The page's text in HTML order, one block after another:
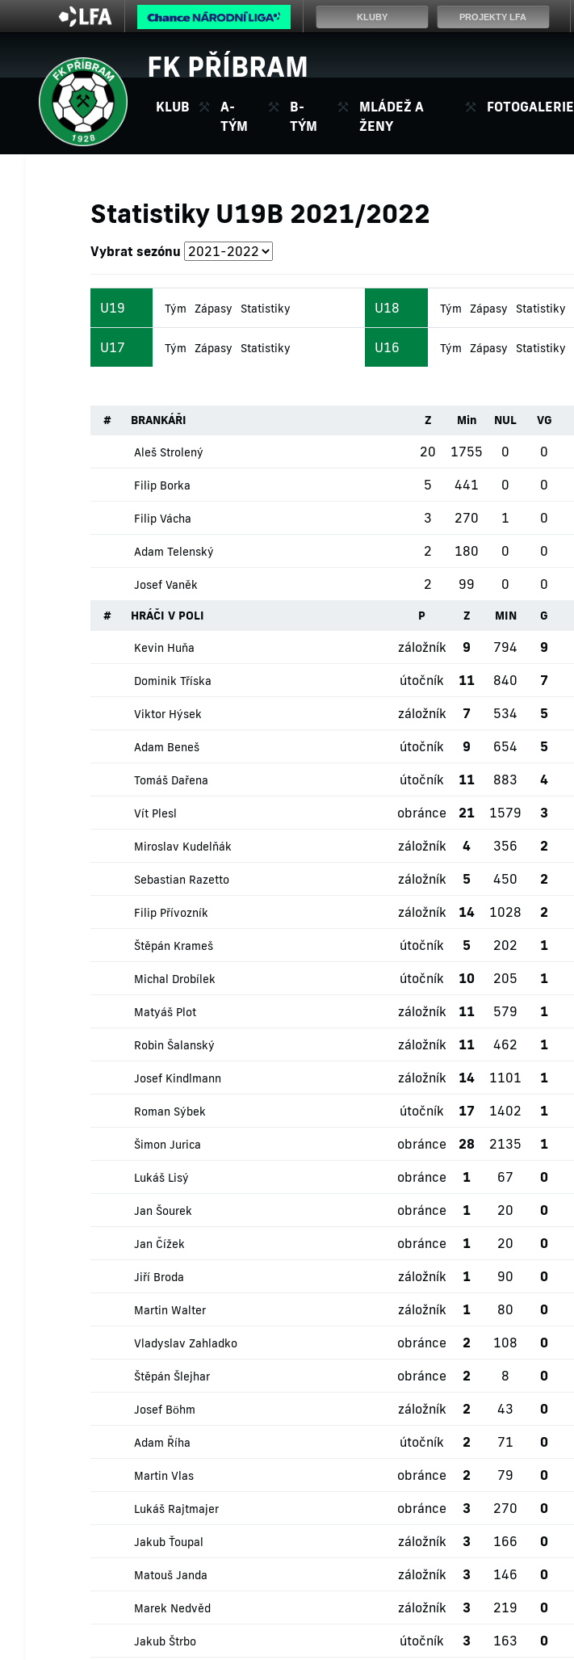
FK PŘÍBRAM
KLUB
A-
TÝM
B-
TÝM
MLÁDEŽ A
ŽENY
FOTOGALERIE
Statistiky U19B 2021/2022
Vybrat sezónu
U19 Tým Zápasy Statistiky U18 Tým Zápasy Statistiky
U17 Tým Zápasy Statistiky U16 Tým Zápasy Statistiky
# BRANKÁŘI Z Min NUL VG
Aleš Strolený 20 1755 0 0
Filip Borka 5 441 0 0
Filip Vácha 3 270 1 0
Adam Telenský 2 180 0 0
Josef Vaněk 2 99 0 0
# HRÁČI V POLI P Z MIN G
Kevin Huňa záložník 9 794 9
Dominik Tříska útočník 11 840 7
Viktor Hýsek záložník 7 534 5
Adam Beneš útočník 9 654 5
Tomáš Dařena útočník 11 883 4
Vít Plesl obránce 21 1579 3
Miroslav Kudelňák záložník 4 356 2
Sebastian Razetto záložník 5 450 2
Filip Přívozník záložník 14 1028 2
Štěpán Krameš útočník 5 202 1
Michal Drobílek útočník 10 205 1
Matyáš Plot záložník 11 579 1
Robin Šalanský záložník 11 462 1
Josef Kindlmann záložník 14 1101 1
Roman Sýbek útočník 17 1402 1
Šimon Jurica obránce 28 2135 1
Lukáš Lisý obránce 1 67 0
Jan Šourek obránce 1 20 0
Jan Čížek obránce 1 20 0
Jiří Broda záložník 1 90 0
Martin Walter záložník 1 80 0
Vladyslav Zahladko obránce 2 108 0
Štěpán Šlejhar obránce 2 8 0
Josef Böhm záložník 2 43 0
Adam Říha útočník 2 71 0
Martin Vlas obránce 2 79 0
Lukáš Rajtmajer obránce 3 270 0
Jakub Ťoupal záložník 3 166 0
Matouš Janda záložník 3 146 0
Marek Nedvěd záložník 3 219 0
Jakub Štrbo útočník 3 163 0
KLUBY PROJEKTY LFA